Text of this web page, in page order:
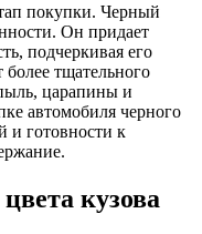
покупки. Черный
Он придает
подчеркивая его
тщательного
царапины и
автомобиля черного
и готовности к
кузова